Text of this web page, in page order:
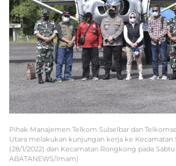
Pihak Manajemen Telkom Sulselbar dan
Utara melakukan kunjungan kerja ke Kecamatan
(28/1/2022) dan Kecamatan Rongkong pada Sabtu
ABATANEWS/Imam)